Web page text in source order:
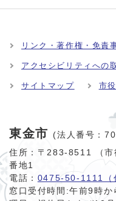
リンク・著作権・免責
アクセシビリティへの
サイトマップ 市
東金市
(法人番号：
住所：〒283-8511 （市
番地1
電話： 0475-50-1111（
窓口受付時間:午前9時か